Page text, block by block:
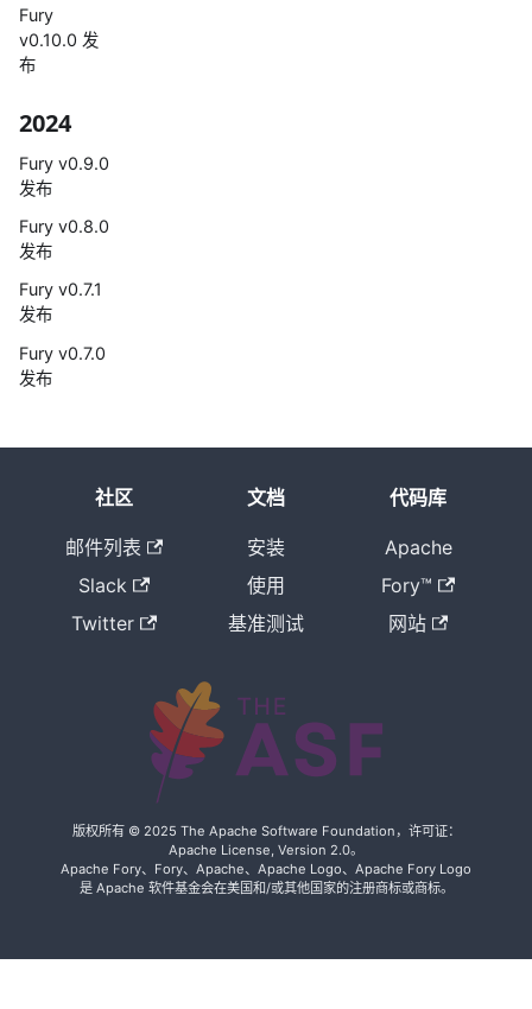
Fury
v0.10.0 发
布
2024
Fury v0.9.0
发布
Fury v0.8.0
发布
Fury v0.7.1
发布
Fury v0.7.0
发布
Fury 序列化
中比 UTF-8
JIT 与零拷
贝驱动的超
高速多语言
社区
邮件列表
Slack
Twitter
文档
安装
使用
基准测试
代码库
Apache
Fory™
网站
版权所有 © 2025 The Apache Software Foundation，许可证：
Apache License, Version 2.0。
Apache Fory、Fory、Apache、Apache Logo、Apache Fory Logo
是 Apache 软件基金会在美国和/或其他国家的注册商标或商标。